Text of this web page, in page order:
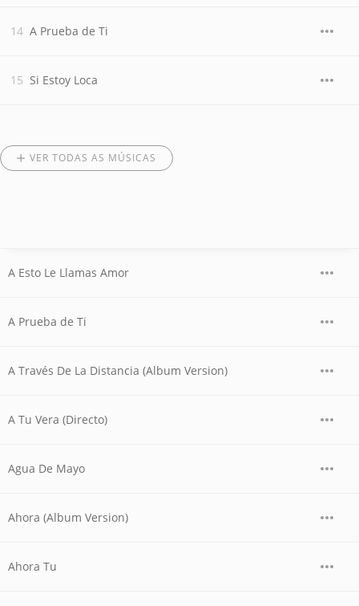
A Prueba de Ti
Si Estoy Loca
VER TODAS AS MÚSICAS
A Esto Le Llamas Amor
A Prueba de Ti
A Través De La Distancia (Album Version)
A Tu Vera (Directo)
Agua De Mayo
Ahora (Album Version)
Ahora Tu